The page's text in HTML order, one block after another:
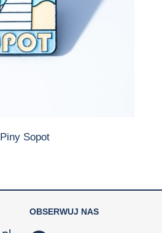
Piny Sopot
OBSERWUJ NAS